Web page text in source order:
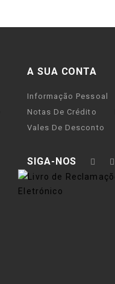
A SUA CONTA
Informação Pessoal
Notas De Crédito
Vales De Desconto
SIGA-NOS